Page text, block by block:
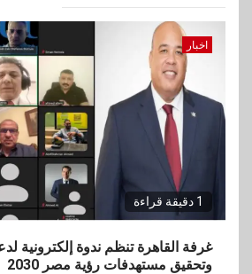
اخبار
1 دقيقة قراءة
غرفة القاهرة تنظم ندوة إلكترونية
وتحقيق مستهدفات رؤية مصر 2030